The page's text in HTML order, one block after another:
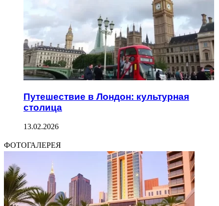
Путешествие в Лондон: культурная
столица
13.02.2026
ФОТОГАЛЕРЕЯ